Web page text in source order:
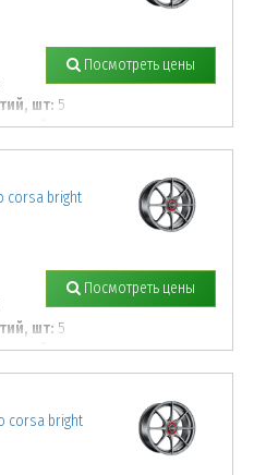
шт: 5
мм:
Посмотреть цены
corsa bright
шт: 5
мм:
Посмотреть цены
corsa bright